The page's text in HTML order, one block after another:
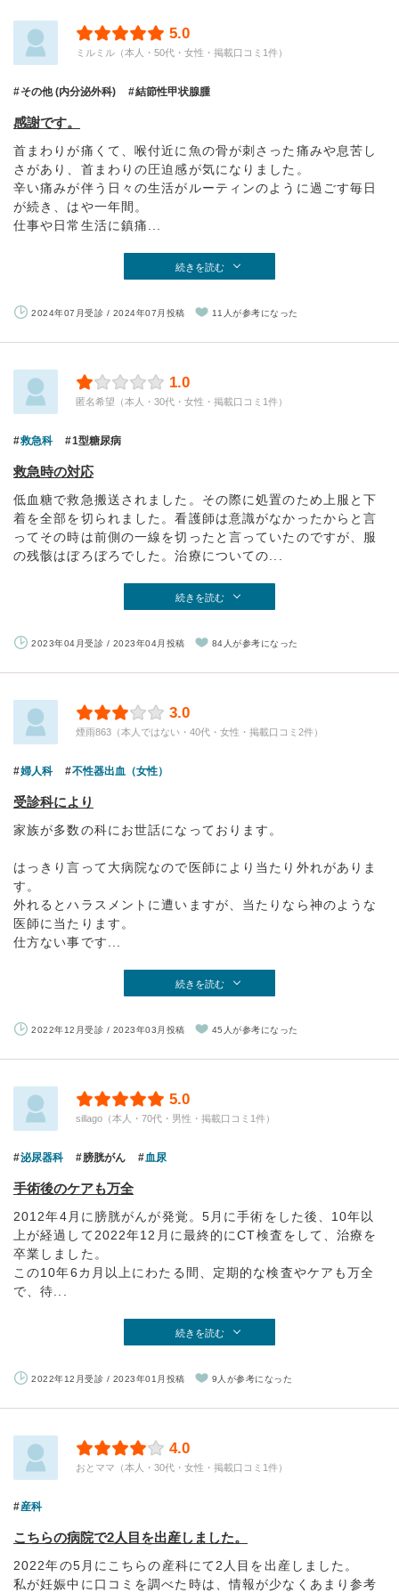
5.0
ミルミル（本人・50代・女性・掲載口コミ1件）
その他 (内分泌外科) 結節性甲状腺腫
感謝です。
首まわりが痛くて、喉付近に魚の骨が刺さった痛みや息苦し
さがあり、首まわりの圧迫感が気になりました。
辛い痛みが伴う日々の生活がルーティンのように過ごす毎日
が続き、はや一年間。
仕事や日常生活に鎮痛...
続きを読む
2024年07月受診 / 2024年07月投稿 11人が参考になった
1.0
匿名希望（本人・30代・女性・掲載口コミ1件）
救急科 1型糖尿病
救急時の対応
低血糖で救急搬送されました。その際に処置のため上服と下
着を全部を切られました。看護師は意識がなかったからと言
ってその時は前側の一線を切ったと言っていたのですが、服
の残骸はぼろぼろでした。治療についての...
続きを読む
2023年04月受診 / 2023年04月投稿 84人が参考になった
3.0
煙雨863（本人ではない・40代・女性・掲載口コミ2件）
婦人科 不性器出血（女性）
受診科により
家族が多数の科にお世話になっております。
はっきり言って大病院なので医師により当たり外れがありま
す。
外れるとハラスメントに遭いますが、当たりなら神のような
医師に当たります。
仕方ない事です...
続きを読む
2022年12月受診 / 2023年03月投稿 45人が参考になった
5.0
sillago（本人・70代・男性・掲載口コミ1件）
泌尿器科 膀胱がん 血尿
手術後のケアも万全
2012年4月に膀胱がんが発覚。5月に手術をした後、10年以
上が経過して2022年12月に最終的にCT検査をして、治療を
卒業しました。
この10年6カ月以上にわたる間、定期的な検査やケアも万全
で、待...
続きを読む
2022年12月受診 / 2023年01月投稿 9人が参考になった
4.0
おとママ（本人・30代・女性・掲載口コミ1件）
産科
こちらの病院で2人目を出産しました。
2022年の5月にこちらの産科にて2人目を出産しました。
私が妊娠中に口コミを調べた時は、情報が少なくあまり参考